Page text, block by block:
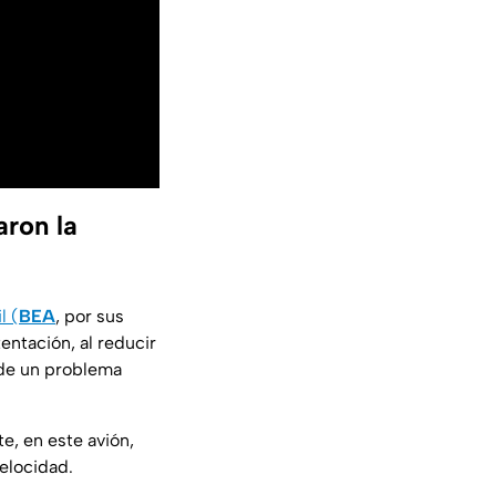
la
(BEA, por sus
al reducir
un problema
en este avión,